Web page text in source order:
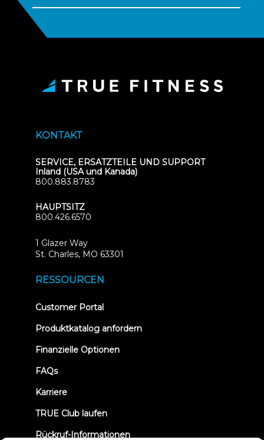
KONTAKT
SERVICE, ERSATZTEILE UND SUPPORT
Inland (USA und Kanada)
800.883.8783
HAUPTSITZ
800.426.6570
1 Glazer Way
St. Charles, MO 63301
RESSOURCEN
Customer Portal(opens
new
Produktkatalog anfordern
Finanzielle Optionen
FAQs
Karriere
TRUE Club laufen
Rückruf-Informationen